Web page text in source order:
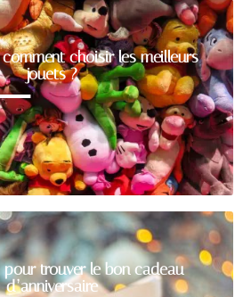
choisir les meilleurs
jouets ?
trouver le bon cadeau
d’anniversaire